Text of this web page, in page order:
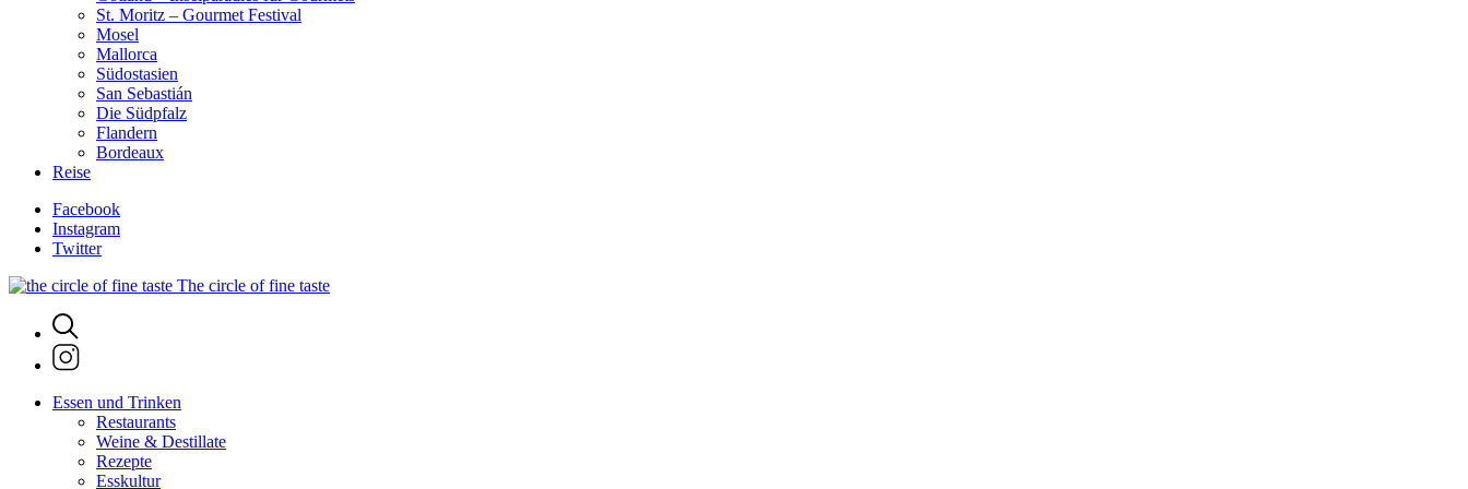
St. Moritz – Gourmet Festival
Mosel
Mallorca
Südostasien
San Sebastián
Die Südpfalz
Flandern
Bordeaux
Reise
Facebook
Instagram
Twitter
The circle of fine taste
Essen und Trinken
Restaurants
Weine & Destillate
Rezepte
Esskultur